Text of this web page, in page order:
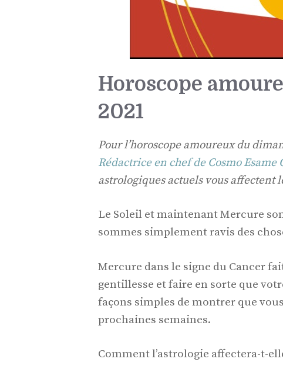
Horoscope
2021
Pour l’horoscope amoureux du
Rédactrice en chef de Cosmo Esame
astrologiques actuels vous affectent
Le Soleil et maintenant Mercure
sommes simplement ravis des
Mercure dans le signe du Cancer
gentillesse et faire en sorte que
façons simples de montrer que
prochaines semaines.
Comment l’astrologie affectera-t-